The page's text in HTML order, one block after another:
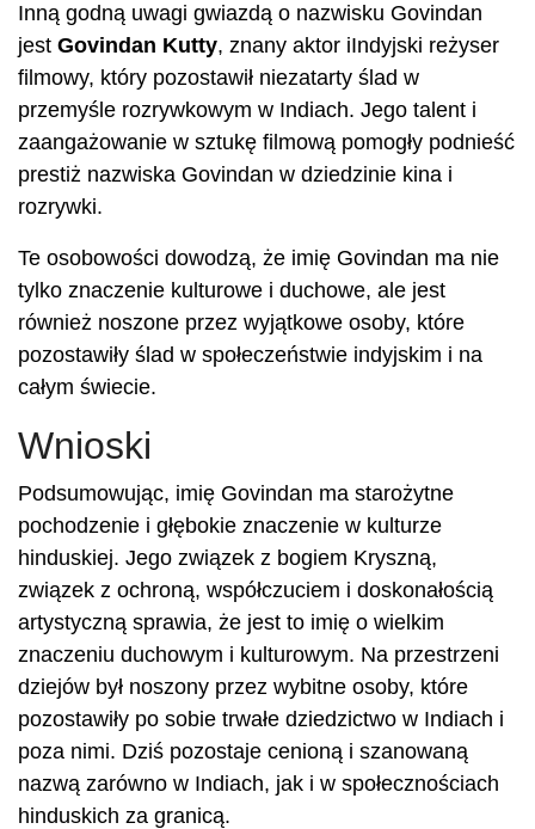
Inną godną uwagi gwiazdą o nazwisku Govindan
jest Govindan Kutty, znany aktor iIndyjski reżyser
filmowy, który pozostawił niezatarty ślad w
przemyśle rozrywkowym w Indiach. Jego talent i
zaangażowanie w sztukę filmową pomogły podnieść
prestiż nazwiska Govindan w dziedzinie kina i
rozrywki.
Te osobowości dowodzą, że imię Govindan ma nie
tylko znaczenie kulturowe i duchowe, ale jest
również noszone przez wyjątkowe osoby, które
pozostawiły ślad w społeczeństwie indyjskim i na
całym świecie.
Wnioski
Podsumowując, imię Govindan ma starożytne
pochodzenie i głębokie znaczenie w kulturze
hinduskiej. Jego związek z bogiem Kryszną,
związek z ochroną, współczuciem i doskonałością
artystyczną sprawia, że ​​jest to imię o wielkim
znaczeniu duchowym i kulturowym. Na przestrzeni
dziejów był noszony przez wybitne osoby, które
pozostawiły po sobie trwałe dziedzictwo w Indiach i
poza nimi. Dziś pozostaje cenioną i szanowaną
nazwą zarówno w Indiach, jak i w społecznościach
hinduskich za granicą.